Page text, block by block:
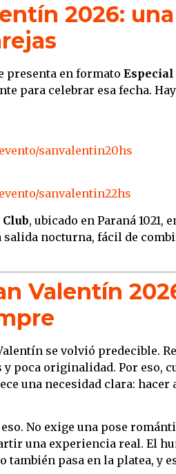
2026:
presenta en formato
para celebrar esa fecha.
sanvalentin20hs
sanvalentin22hs
Club, ubicado en Paraná 1021,
salida nocturna, fácil de
Valentín
se volvió predecible.
poca originalidad. Por eso,
una necesidad clara:
No exige una pose
una experiencia real. El
también pasa en la platea, y